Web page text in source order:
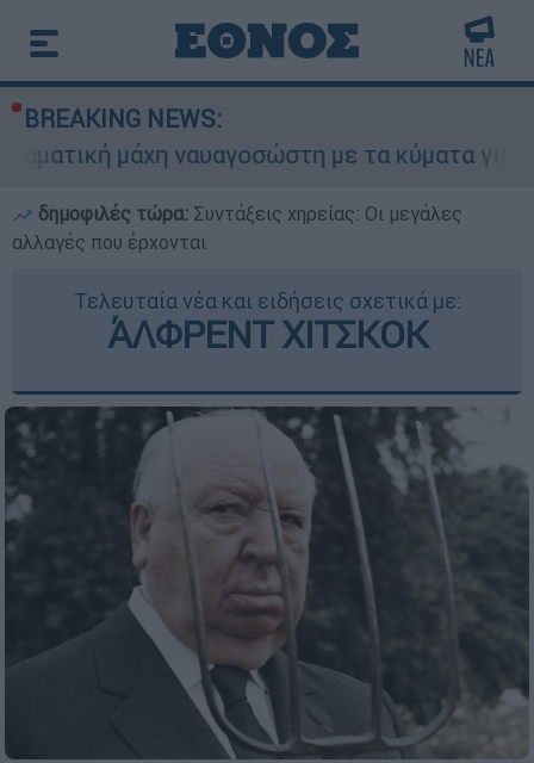
BREAKING NEWS:
ναυαγοσώστη με τα κύματα για να σώσει
δημοφιλές τώρα: Συντάξεις χηρείας: Οι μεγάλες
αλλαγές που έρχονται
Τελευταία νέα και ειδήσεις σχετικά με:
ΆΛΦΡΕΝΤ ΧΙΤΣΚΟΚ